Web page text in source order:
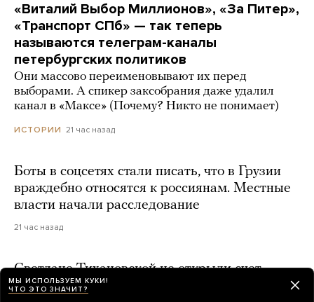
«Виталий Выбор Миллионов», «За Питер»,
«Транспорт СПб» — так теперь
называются телеграм-каналы
петербургских политиков
Они массово переименовывают их перед
выборами. А спикер заксобрания даже удалил
канал в «Максе» (Почему? Никто не понимает)
ИСТОРИИ 21 час назад
Боты в соцсетях стали писать, что в Грузии
враждебно относятся к россиянам. Местные
власти начали расследование
21 час назад
Светлане Тихановской не открыли счет
в польском банке из-за просроченного
МЫ ИСПОЛЬЗУЕМ КУКИ!
ЧТО ЭТО ЗНАЧИТ?